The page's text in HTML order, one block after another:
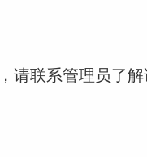
请联系管理员了